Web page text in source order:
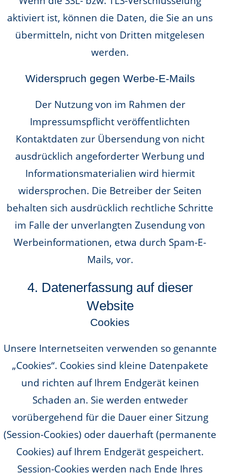
aktiviert ist, können die Daten, die Sie an uns
übermitteln, nicht von Dritten mitgelesen
werden.
Widerspruch gegen Werbe-E-Mails
Der Nutzung von im Rahmen der
Impressumspflicht veröffentlichten
Kontaktdaten zur Übersendung von nicht
ausdrücklich angeforderter Werbung und
Informationsmaterialien wird hiermit
widersprochen. Die Betreiber der Seiten
behalten sich ausdrücklich rechtliche Schritte
im Falle der unverlangten Zusendung von
Werbeinformationen, etwa durch Spam-E-
Mails, vor.
4. Datenerfassung auf dieser
Website
Cookies
Unsere Internetseiten verwenden so genannte
„Cookies“. Cookies sind kleine Datenpakete
und richten auf Ihrem Endgerät keinen
Schaden an. Sie werden entweder
vorübergehend für die Dauer einer Sitzung
(Session-Cookies) oder dauerhaft (permanente
Cookies) auf Ihrem Endgerät gespeichert.
Session-Cookies werden nach Ende Ihres